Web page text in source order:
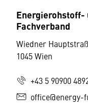
Fachverband
Wiedner
1045 Wien
+43 5 90900
office@energy-